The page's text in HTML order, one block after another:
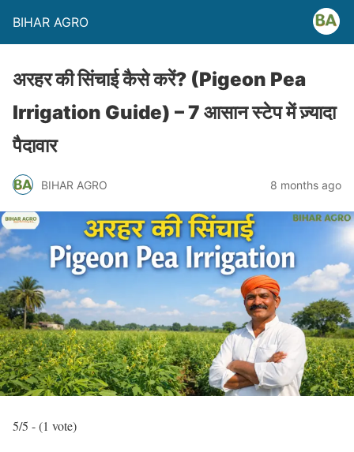
BIHAR AGRO
अरहर की सिंचाई कैसे करें? (Pigeon Pea
Irrigation Guide) – 7 आसान स्टेप में ज़्यादा
पैदावार
BIHAR AGRO 8 months ago
5/5 - (1 vote)